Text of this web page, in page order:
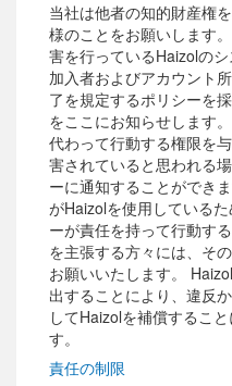
当社は他者の知的財産権
様のことをお願いします
害を行っているHaizolの
加入者およびアカウント
了を規定するポリシーを
をここにお知らせします
代わって行動する権限を
害されていると思われる
ーに通知することができ
がHaizolを使用している
ーが責任を持って行動す
を主張する方々には、そ
お願いいたします。
出することにより、違反
してHaizolを補償するこ
す。
責任の制限